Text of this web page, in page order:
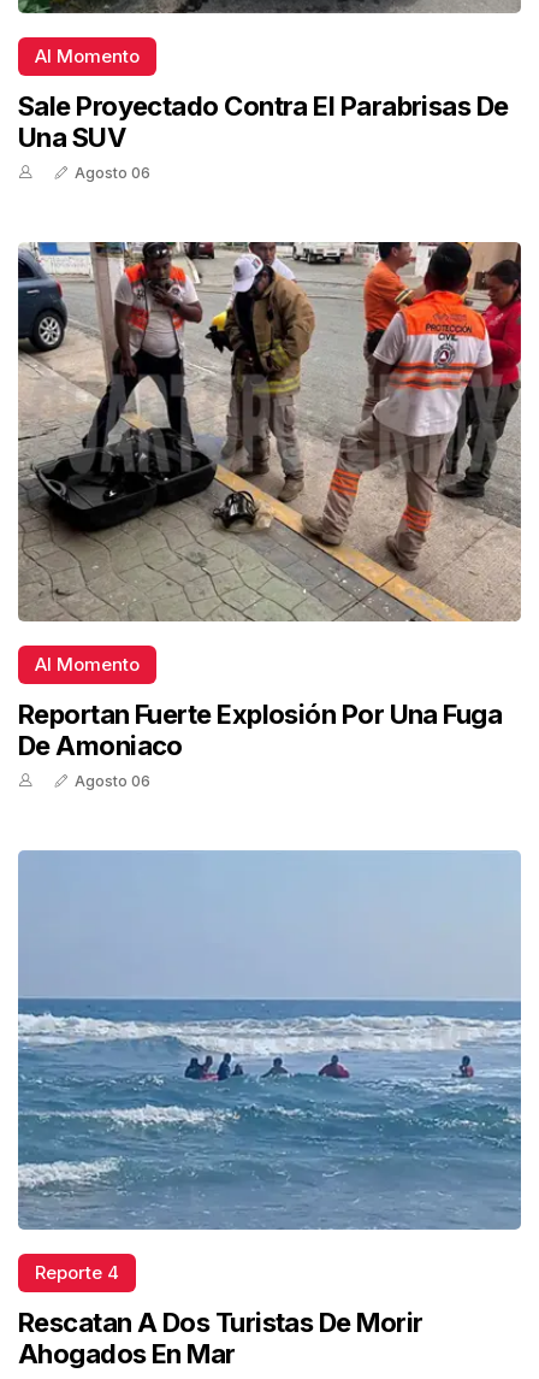
Al Momento
Sale Proyectado Contra El Parabrisas De
Una SUV
Agosto 06
Al Momento
Reportan Fuerte Explosión Por Una Fuga
De Amoniaco
Agosto 06
Reporte 4
Rescatan A Dos Turistas De Morir
Ahogados En Mar